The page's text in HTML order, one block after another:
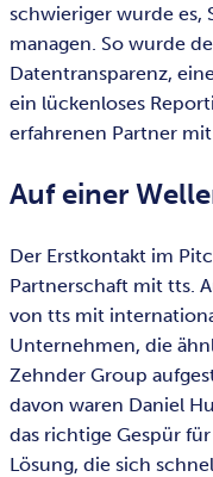
schwieriger wurde es,
managen. So wurde
Datentransparenz,
ein lückenloses
erfahrenen Partner
Auf einer
Der Erstkontakt im
Partnerschaft mit tts.
von tts mit
Unternehmen, die
Zehnder Group
davon waren Daniel
das richtige Gespür
Lösung, die sich